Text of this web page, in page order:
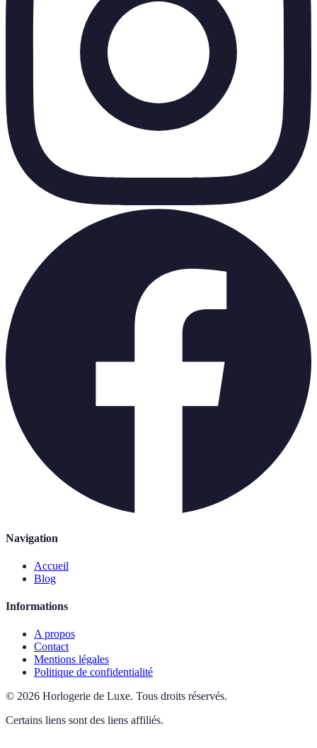
Navigation
Accueil
Blog
Informations
A propos
Contact
Mentions légales
Politique de confidentialité
© 2026 Horlogerie de Luxe. Tous droits réservés.
Certains liens sont des liens affiliés.